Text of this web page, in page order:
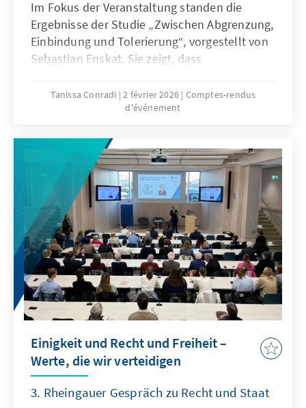
Im Fokus der Veranstaltung standen die
Ergebnisse der Studie „Zwischen Abgrenzung,
Einbindung und Tolerierung“, vorgestellt von
Sebastian Enskat. Sie zeigt, dass
Kontexte, in denen sie agieren, stark variieren
und einfache Strategien nicht greifen.
Bedeutung klarer Abgrenzung, glaubwürdiger
Regierungsarbeit und der Regulierung sozialer
Medien im Umgang mit Rechtspopulismus.
Tanissa Conradi 2 février 2026 Comptes-rendus
d'événement
Einigkeit und Recht und Freiheit –
Werte, die wir verteidigen
3. Rheingauer Gespräch zu Recht und Staat